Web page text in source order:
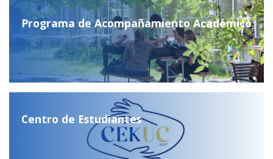
Programa de Acompañamiento Académico
Centro de Estudiantes